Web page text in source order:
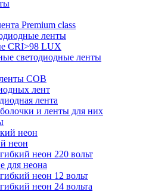
Premium class
ленты
CRI>98 LUX
светодиодные ленты
COB
лент
лента
и ленты для них
неон
неон 220 вольт
для неона
неон 12 вольт
неон 24 вольта